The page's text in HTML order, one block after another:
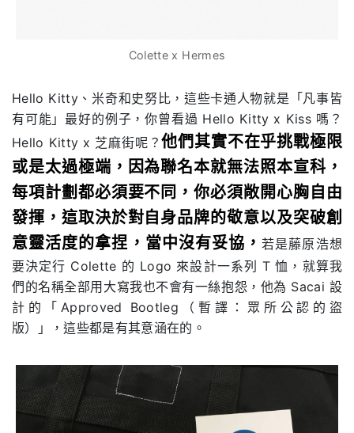
Colette x Hermes
Hello Kitty、米奇和史努比，這些卡通人物就是「凡事皆
有可能」最好的例子，你曾看過 Hello Kitty x Kiss 嗎？
Hello Kitty x 芝麻街呢？他們其實不在乎挑戰極限
或是太過極端，因為聯名本就無法照本宣科，
每項計劃都必須要不同，你必須敞開心胸自由
發揮，這取決於對自身品牌的敬意以及突破創
意靈活度的拿捏，當中沒有妥協，若是藤原浩想
要決定行 Colette 的 Logo 來設計一系列 T 恤，就算我
們的名稱全部用大寫我也不會有一絲抱怨，他為 Sacai 設
計的「Approved Bootleg（暫譯：眾所公認的盜
版）」，這些都是有其意涵在的。